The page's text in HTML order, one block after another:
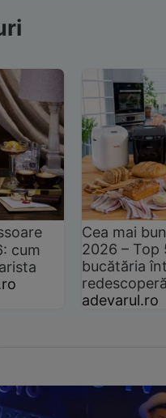
cum
Cea mai
2026 –
bucătăria
adevarul.ro